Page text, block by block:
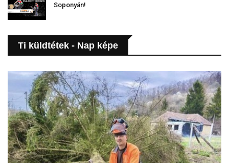
Soponyán!
Ti küldtétek - Nap képe